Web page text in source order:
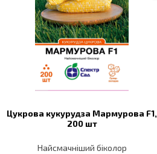
Цукрова кукурудза Мармурова F1,
200 шт
Найсмачніший біколор